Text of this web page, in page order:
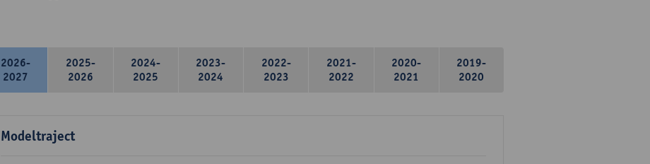
2026-
2027
2025-
2026
2024-
2025
2023-
2024
2022-
2023
2021-
2022
2020-
2021
2019-
2020
Modeltraject